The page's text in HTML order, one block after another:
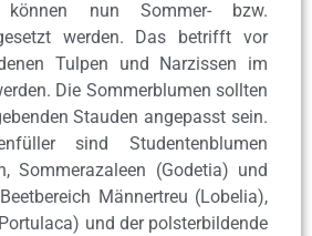
können nun Sommer- bzw.
werden. Das betrifft vor
Tulpen und Narzissen im
Die Sommerblumen sollten
Stauden angepasst sein.
sind Studentenblumen
Sommerazaleen (Godetia) und
Männertreu (Lobelia),
und der polsterbildende